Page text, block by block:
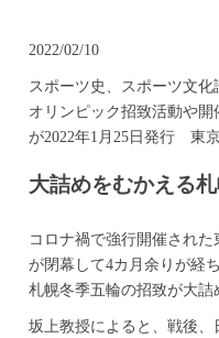
2022/02/10
スポーツ史、スポーツ文
オリンピック招致活動や
が2022年1月25日発行 東
大詰めをむかえる
コロナ禍で強行開催され
が閉幕して4カ月余りが経
札幌冬季五輪の招致が大詰
坂上教授によると、戦後